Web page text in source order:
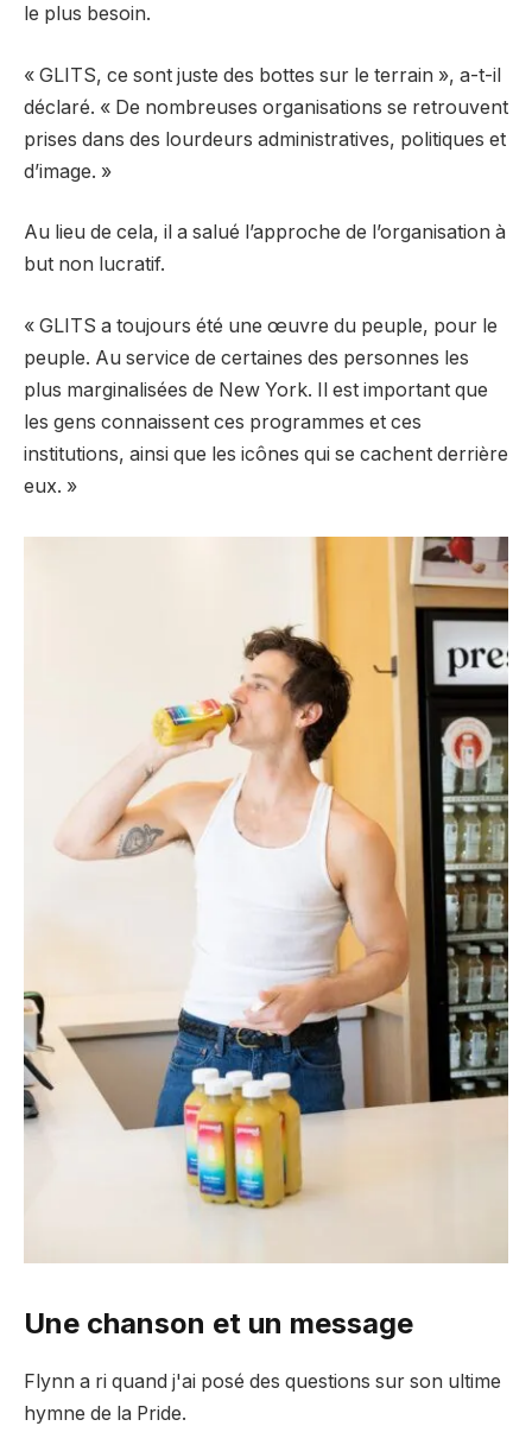
le plus besoin.
« GLITS, ce sont juste des bottes sur le terrain », a-t-il
déclaré. « De nombreuses organisations se retrouvent
prises dans des lourdeurs administratives, politiques et
d’image. »
Au lieu de cela, il a salué l’approche de l’organisation à
but non lucratif.
« GLITS a toujours été une œuvre du peuple, pour le
peuple. Au service de certaines des personnes les
plus marginalisées de New York. Il est important que
les gens connaissent ces programmes et ces
institutions, ainsi que les icônes qui se cachent derrière
eux. »
Une chanson et un message
Flynn a ri quand j'ai posé des questions sur son ultime
hymne de la Pride.